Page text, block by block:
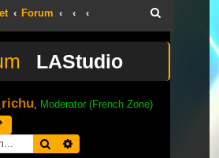
Forum
LAStudio
Moderator (French Zone)
Suche